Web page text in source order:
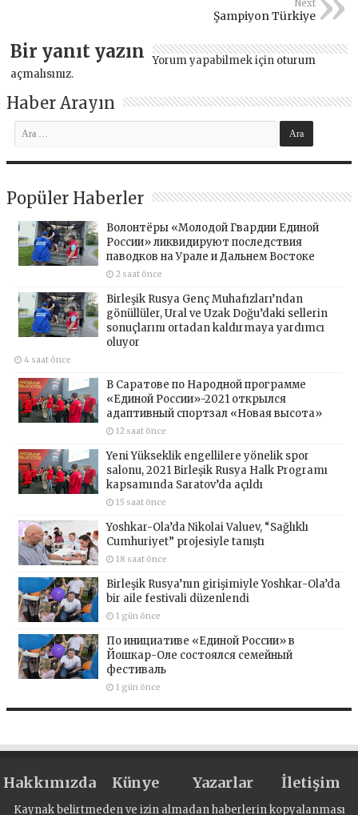
Next
Şampiyon Türkiye
Bir yanıt yazın Yorum yapabilmek için oturum
açmalısınız.
Haber Arayın
Popüler Haberler
Волонтёры «Молодой Гвардии Единой
России» ликвидируют последствия
паводков на Урале и Дальнем Востоке
2 saat önce
Birleşik Rusya Genç Muhafızları’ndan
gönüllüler, Ural ve Uzak Doğu’daki sellerin
sonuçlarını ortadan kaldırmaya yardımcı
oluyor
4 saat önce
В Саратове по Народной программе
«Единой России»-2021 открылся
адаптивный спортзал «Новая высота»
12 saat önce
Yeni Yükseklik engellilere yönelik spor
salonu, 2021 Birleşik Rusya Halk Programı
kapsamında Saratov’da açıldı
15 saat önce
Yoshkar-Ola’da Nikolai Valuev, “Sağlıklı
Cumhuriyet” projesiyle tanıştı
18 saat önce
Birleşik Rusya’nın girişimiyle Yoshkar-Ola’da
bir aile festivali düzenlendi
1 gün önce
По инициативе «Единой России» в
Йошкар-Оле состоялся семейный
фестиваль
1 gün önce
Hakkımızda Künye Yazarlar İletişim
Kaynak belirtmeden ve izin almadan haberlerin kopyalanması